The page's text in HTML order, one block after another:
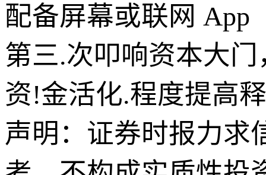
配备屏幕或联网 App
第三.次叩响资本大
资!金活化.程度提高
声明：证券时报力求